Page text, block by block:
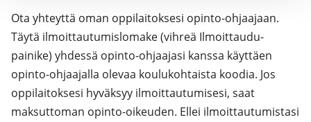
Ota yhteyttä oman oppilaitoksesi opinto-ohjaajaan.
Täytä ilmoittautumislomake (vihreä Ilmoittaudu-
painike) yhdessä opinto-ohjaajasi kanssa käyttäen
opinto-ohjaajalla olevaa koulukohtaista koodia. Jos
oppilaitoksesi hyväksyy ilmoittautumisesi, saat
maksuttoman opinto-oikeuden. Ellei ilmoittautumistasi